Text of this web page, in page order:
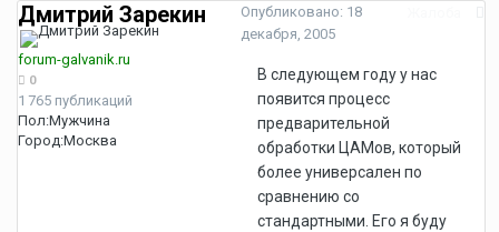
Дмитрий Зарекин
forum-galvanik.ru
0
1 765 публикаций
Пол:Мужчина
Город:Москва
Опубликовано: 18
декабря, 2005
В следующем году у нас
появится процесс
предварительной
обработки ЦАМов, который
более универсален по
сравнению со
стандартными. Его я буду